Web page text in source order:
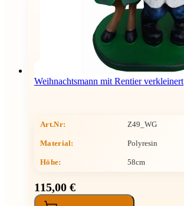
Weihnachtsmann mit Rentier verkleinert
Art.Nr: Z49_WG
Material: Polyresin
Höhe: 58cm
115,00 €